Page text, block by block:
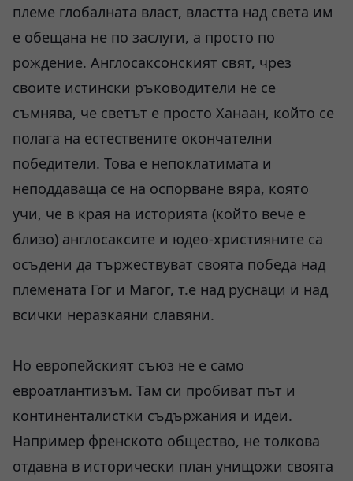
племе глобалната власт, властта над света им
е обещана не по заслуги, а просто по
рождение. Англосаксонският свят, чрез
своите истински ръководители не се
съмнява, че светът е просто Ханаан, който се
полага на естествените окончателни
победители. Това е непоклатимата и
неподдаваща се на оспорване вяра, която
учи, че в края на историята (който вече е
близо) англосаксите и юдео-християните са
осъдени да тържествуват своята победа над
племената Гог и Магог, т.е над руснаци и над
всички неразкаяни славяни.
Но европейският съюз не е само
евроатлантизъм. Там си пробиват път и
континенталистки съдържания и идеи.
Например френското общество, не толкова
отдавна в исторически план унищожи своята